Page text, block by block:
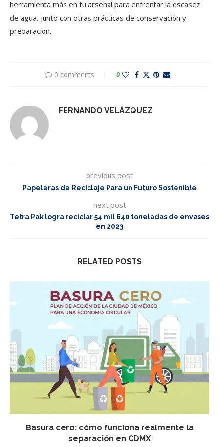
herramienta más en tu arsenal para enfrentar la escasez
de agua, junto con otras prácticas de conservación y
preparación.
0 comments 0
FERNANDO VELÁZQUEZ
previous post
Papeleras de Reciclaje Para un Futuro Sostenible
next post
Tetra Pak logra reciclar 54 mil 640 toneladas de envases
en 2023
RELATED POSTS
Basura cero: cómo funciona realmente la
separación en CDMX